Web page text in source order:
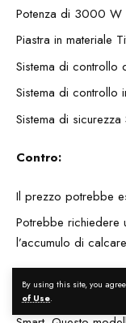
By using this site, you
of Use.
Potenza di 3000 W
Piastra in materiale
Sistema di controllo
Sistema di controllo
Sistema di sicurezza
Contro:
Il prezzo potrebbe
Potrebbe richiedere
l’accumulo di calcare
Un’alternativa al
potrebbe essere il